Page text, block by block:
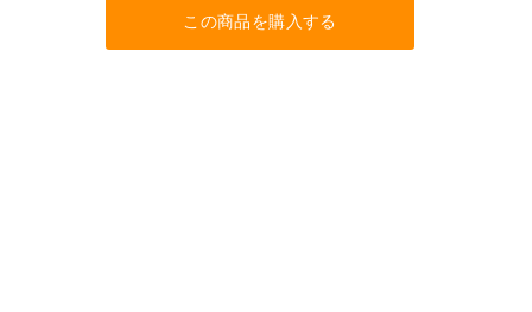
この商品を購入する